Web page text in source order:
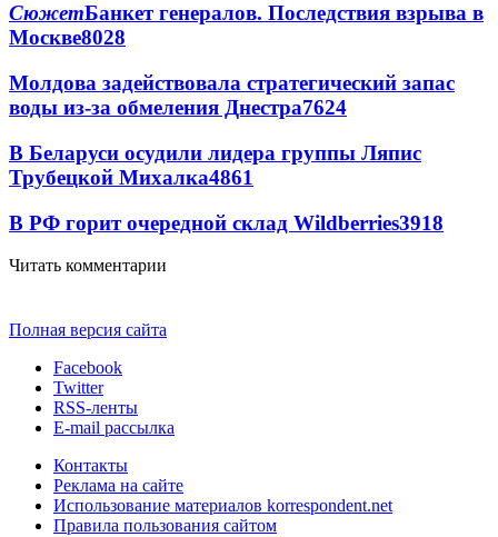
СюжетБанкет генералов. Последствия взрыва в
Москве8028
Молдова задействовала стратегический запас
воды из-за обмеления Днестра7624
В Беларуси осудили лидера группы Ляпис
Трубецкой Михалка4861
В РФ горит очередной склад Wildberries3918
Читать комментарии
Полная версия сайта
Facebook
Twitter
RSS-ленты
E-mail рассылка
Контакты
Реклама на сайте
Использование материалов korrespondent.net
Правила пользования сайтом